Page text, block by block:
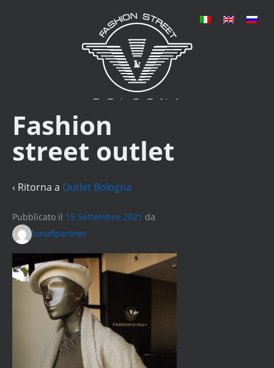
Fashion
street outlet
‹ Ritorna a Outlet Bologna
Pubblicato il 15 Settembre 2021 da
lunaflpartner